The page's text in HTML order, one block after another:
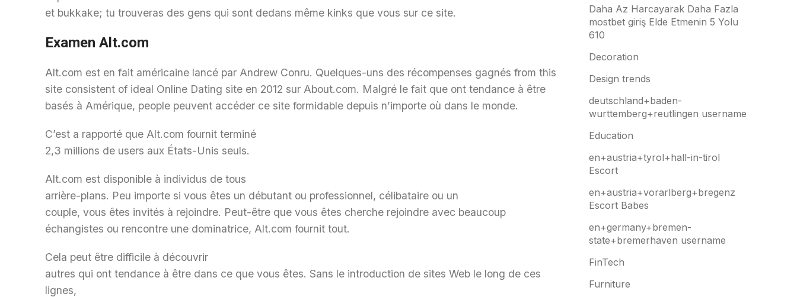
et bukkake; tu trouveras des gens qui sont dedans même kinks que vous sur ce site.
Examen Alt.com
Alt.com est en fait américaine lancé par Andrew Conru. Quelques-uns des récompenses gagnés from this
site consistent of ideal Online Dating site en 2012 sur About.com. Malgré le fait que ont tendance à être
basés à Amérique, people peuvent accéder ce site formidable depuis n’importe où dans le monde.
C’est a rapporté que Alt.com fournit terminé
2,3 millions de users aux États-Unis seuls.
Alt.com est disponible à individus de tous
arrière-plans. Peu importe si vous êtes un débutant ou professionnel, célibataire ou un
couple, vous êtes invités à rejoindre. Peut-être que vous êtes cherche rejoindre avec beaucoup
échangistes ou rencontre une dominatrice, Alt.com fournit tout.
Cela peut être difficile à découvrir
autres qui ont tendance à être dans ce que vous êtes. Sans le introduction de sites Web le long de ces
lignes,
Daha Az Harcayarak Daha Fazla
mostbet giriş Elde Etmenin 5 Yolu
610
Decoration
Design trends
deutschland+baden-
wurttemberg+reutlingen username
Education
en+austria+tyrol+hall-in-tirol
Escort
en+austria+vorarlberg+bregenz
Escort Babes
en+germany+bremen-
state+bremerhaven username
FinTech
Furniture